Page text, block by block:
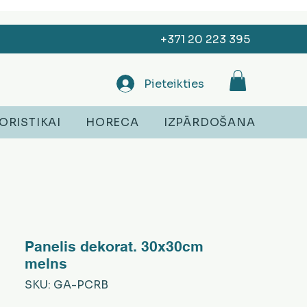
+371 20 223 395
Pieteikties
HORECA IZPĀRDOŠANA
Panelis dekorat. 30x30cm
melns
SKU: GA-PCRB